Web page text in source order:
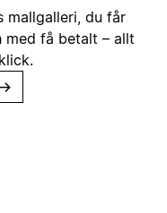
mallgalleri, du får
med få betalt – allt
→